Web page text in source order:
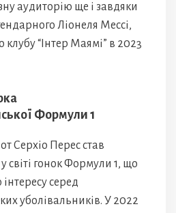
аудиторію ще і завдяки
Ліонеля Мессі,
“Інтер Маямі” в 2023
Формули 1
Серхіо Перес став
світі гонок Формули 1, що
серед
уболівальників. У 2022